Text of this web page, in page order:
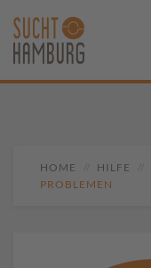
HOME HILFE
PROBLEMEN